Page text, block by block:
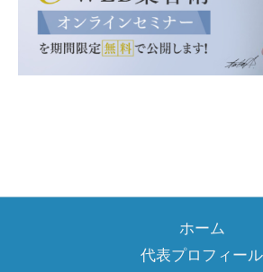
ホーム
代表プロフィール